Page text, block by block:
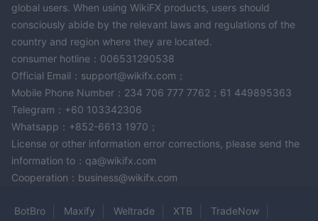
global users. When using WikiFX products, users should
consciously abide by the relevant laws and regulations of the
country and region where they are located.
consumer hotline：006531290538
Official Email：support@wikifx.com；
Mobile Phone Number：234 706 777 7762；61 449895363
Telegram：+60 103342306
Whatsapp：+852-6613 1970；
License or other information error corrections, please send the
information to：qa@wikifx.com
Cooperation：business@wikifx.com
BotBro Maxify Weltrade XTB TradeNow